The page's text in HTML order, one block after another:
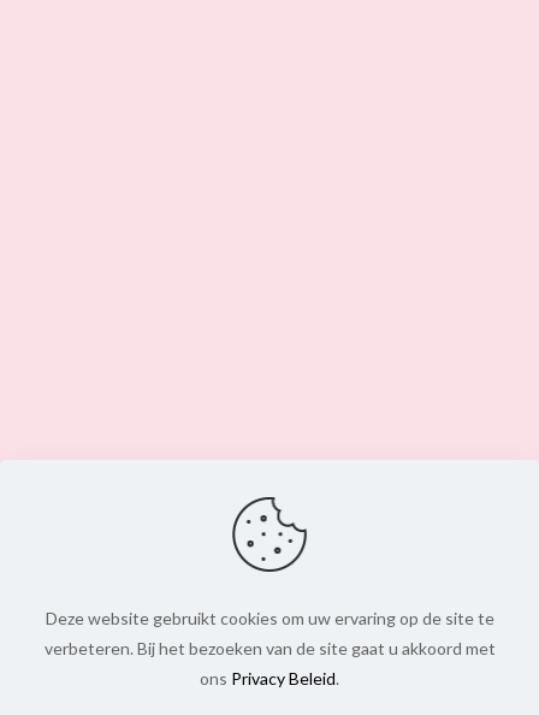
Deze website gebruikt cookies om uw ervaring op de site te
verbeteren. Bij het bezoeken van de site gaat u akkoord met
ons Privacy Beleid.